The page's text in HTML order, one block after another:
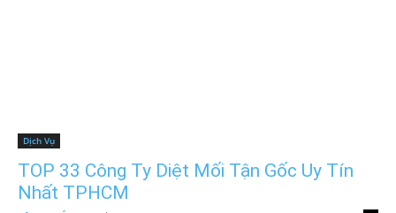
Dịch Vụ
TOP 33 Công Ty Diệt Mối Tận Gốc Uy Tín
Nhất TPHCM